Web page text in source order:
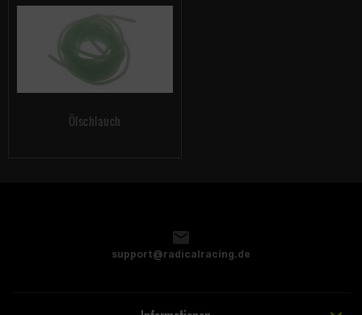
Ölschlauch
support@radicalracing.de